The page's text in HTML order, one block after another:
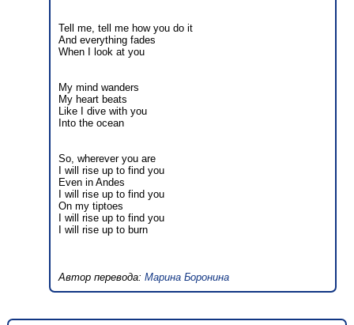
Tell me, tell me how you do it
And everything fades
When I look at you
My mind wanders
My heart beats
Like I dive with you
Into the ocean
So, wherever you are
I will rise up to find you
Even in Andes
I will rise up to find you
On my tiptoes
I will rise up to find you
I will rise up to burn
Автор перевода:Марина Боронина